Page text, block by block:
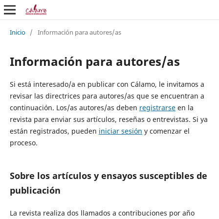
Inicio / Información para autores/as
Información para autores/as
Si está interesado/a en publicar con Cálamo, le invitamos a
revisar las directrices para autores/as que se encuentran a
continuación. Los/as autores/as deben registrarseen la
revista para enviar sus artículos, reseñas o entrevistas. Si ya
están registrados, pueden iniciar sesión y comenzar el
proceso.
Sobre los artículos y ensayos susceptibles de
publicación
La revista realiza dos llamados a contribuciones por año